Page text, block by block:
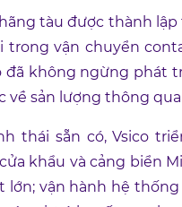
hãng tàu được thành
trong vận chuyển
đã không ngừng phát
về sản lượng thông
thái sẵn có, Vsico
khẩu và cảng biển
lớn; vận hành hệ